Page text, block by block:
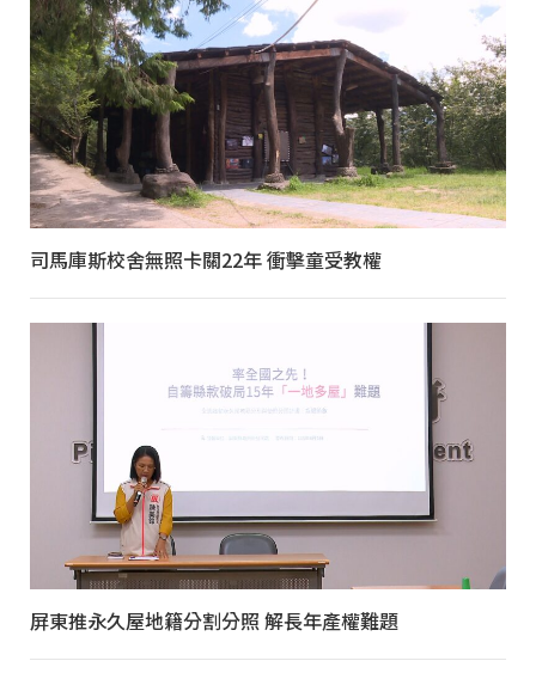
司馬庫斯校舍無照卡關22年 衝擊童受教權
屏東推永久屋地籍分割分照 解長年產權難題